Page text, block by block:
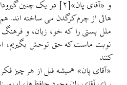
و «آقای پان»[۲] در
هائی از چرم کرگدن می ساخته اند.
ملل پستی را که خو، زبان، و فرهنگ
نوبت ماست که حق توحش بگیریم،
کنند.
«آقای پان» همیشه قبل از هر چیز